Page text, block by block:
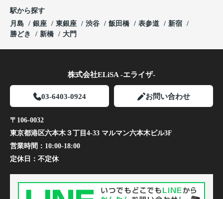
駅から探す
月島
銀座 東銀座 渋谷 飯田橋 表参道
新宿
勝どき
新橋 大門
株式会社ELiSA -エライザ-
03-6403-0924 お問い合わせ
〒106-0032
東京都港区六本木３丁目4-33 マルマン六本木ビル3F
営業時間： 10:00-18:00
定休日： 不定休